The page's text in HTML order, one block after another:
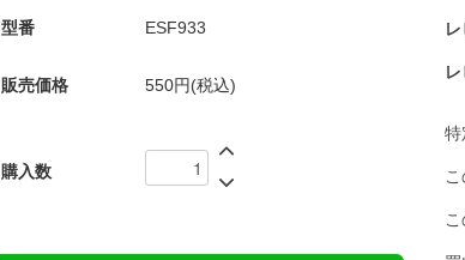
型番 ESF933
販売価格 550円(税込)
購入数
特